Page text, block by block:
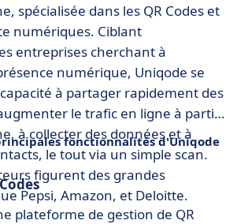
spécialisée dans les QR Codes et
numériques. Ciblant
entreprises cherchant à
numérique, Uniqode se
à partager rapidement des
le trafic en ligne à partir
à collecter des données et à
le tout via un simple scan.
figurent des grandes
Pepsi, Amazon, et Deloitte.
fonctionnalités d'Uniqode
plateforme de gestion de QR